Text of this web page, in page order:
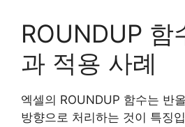
ROUNDUP 함
과 적용 사례
엑셀의 ROUNDUP 함수는 반
방향으로 처리하는 것이 특징